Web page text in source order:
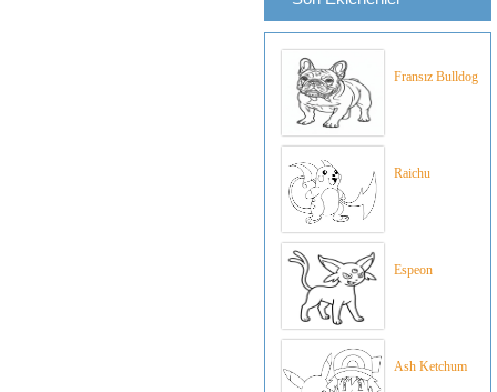
Fransız Bulldog
Raichu
Espeon
Ash Ketchum